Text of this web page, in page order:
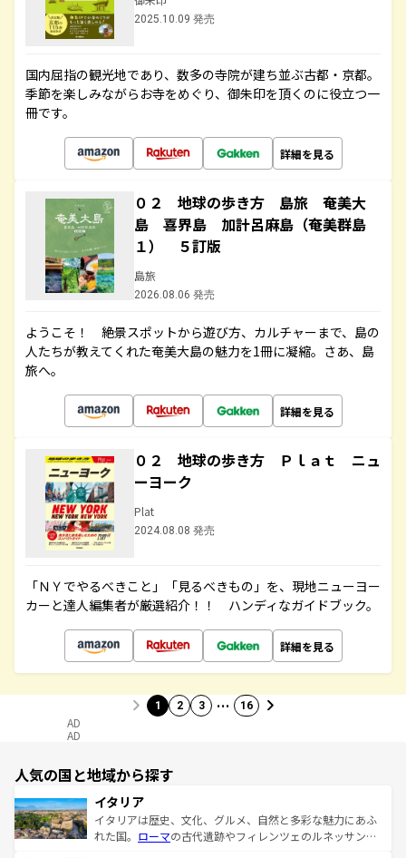
2025.10.09 発売
国内屈指の観光地であり、数多の寺院が建ち並ぶ古都・京都。
季節を楽しみながらお寺をめぐり、御朱印を頂くのに役立つ一
冊です。
詳細を見る
０２ 地球の歩き方 島旅 奄美大
島 喜界島 加計呂麻島（奄美群島
１） ５訂版
島旅
2026.08.06 発売
ようこそ！ 絶景スポットから遊び方、カルチャーまで、島の
人たちが教えてくれた奄美大島の魅力を1冊に凝縮。さあ、島
旅へ。
詳細を見る
０２ 地球の歩き方 Ｐｌａｔ ニュ
ーヨーク
Plat
2024.08.08 発売
「ＮＹでやるべきこと」「見るべきもの」を、現地ニューヨー
カーと達人編集者が厳選紹介！！ ハンディなガイドブック。
詳細を見る
1 2 3 … 16
AD
AD
人気の国と地域から探す
イタリア
イタリアは歴史、文化、グルメ、自然と多彩な魅力にあふ
れた国。 ローマの古代遺跡やフィレンツェのルネッサンス